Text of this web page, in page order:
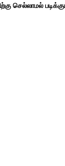
செல்லாமல்